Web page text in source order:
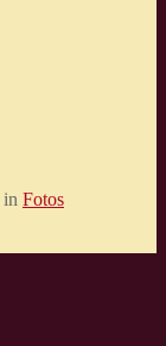
in Fotos